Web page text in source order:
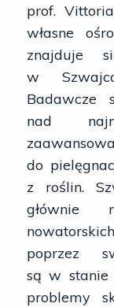
prof.
własne
znajduje
w
Badawcze
nad
do
z roślin.
głównie
poprzez
są w stanie
problemy